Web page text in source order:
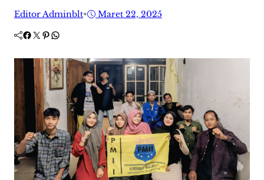
Editor Adminblt• Maret 22, 2025
Facebook Twitter Pinterest WhatsApp